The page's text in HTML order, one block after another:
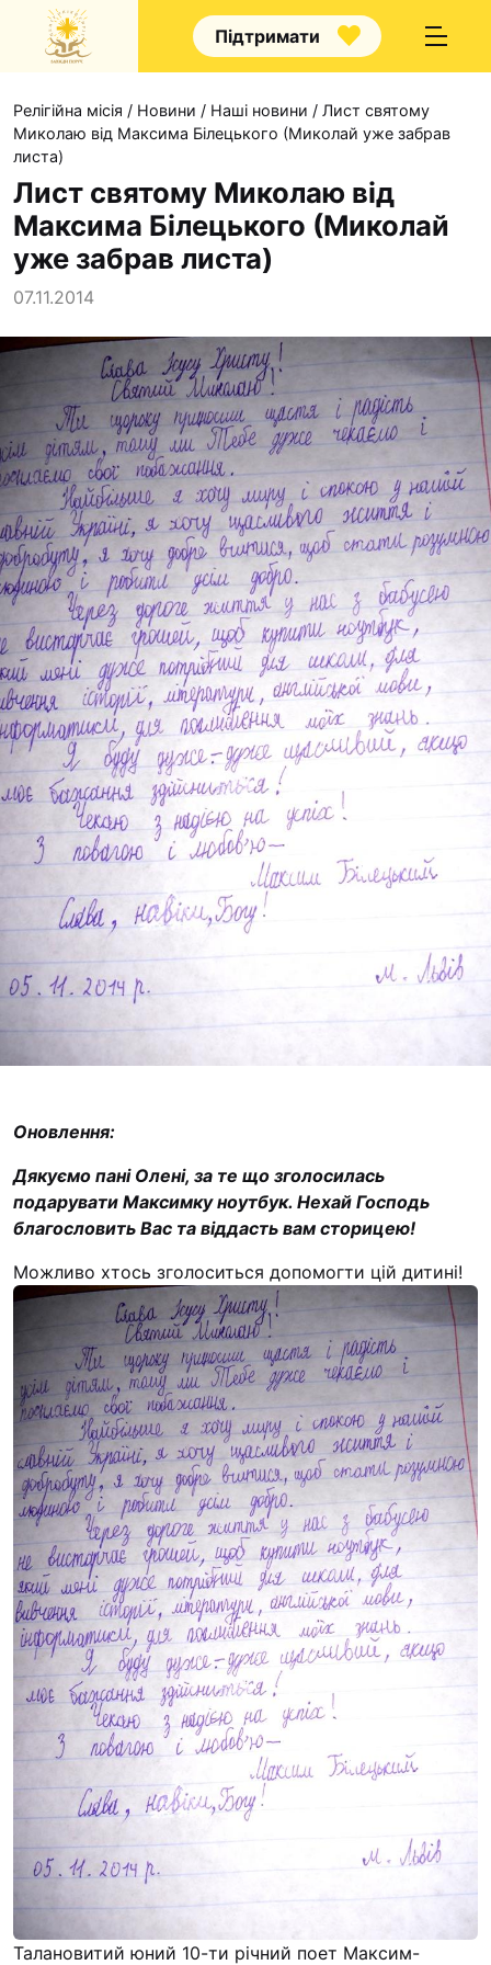
Підтримати
Про нас
Наші напрямки
Наш покровитель
Контакти
Футбольна
Кулінарний гурток
Іконописна школа
“Капеланчики”
Альтернатива
Одна церква –
одна родина
Чемпіонат з міні-
Як допомогти
Ми помолимося
З рук в руки
(096) 749 79 80
procopecj@gmail.com
Релігійна місія / Новини / Наші новини / Лист святому
Миколаю від Максима Білецького (Миколай уже забрав
листа)
Лист святому Миколаю від
Максима Білецького (Миколай
уже забрав листа)
07.11.2014
Оновлення:
Дякуємо пані Олені, за те що зголосилась
подарувати Максимку ноутбук. Нехай Господь
благословить Вас та віддасть вам сторицею!
Можливо хтось зголоситься допомогти цій дитині!
Талановитий юний 10-ти річний поет Максим-